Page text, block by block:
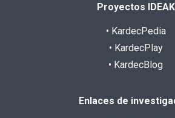
Proyectos IDEAK
• KardecPedia
• KardecPlay
• KardecBlog
Enlaces de